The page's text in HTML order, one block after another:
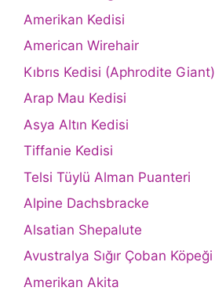
Amerikan Kedisi
American Wirehair
Kıbrıs Kedisi (Aphrodite Giant)
Arap Mau Kedisi
Asya Altın Kedisi
Tiffanie Kedisi
Telsi Tüylü Alman Puanteri
Alpine Dachsbracke
Alsatian Shepalute
Avustralya Sığır Çoban Köpeği
Amerikan Akita